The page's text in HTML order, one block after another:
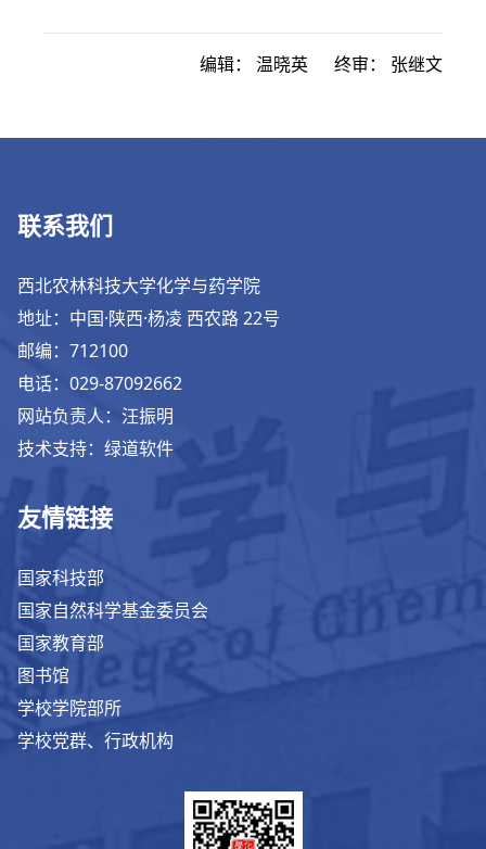
编辑： 温晓英 终审： 张继文
联系我们
西北农林科技大学化学与药学院
地址：中国·陕西·杨凌 西农路 22号
邮编：712100
电话：029-87092662
网站负责人：汪振明
技术支持：绿道软件
友情链接
国家科技部
国家自然科学基金委员会
国家教育部
图书馆
学校学院部所
学校党群、行政机构